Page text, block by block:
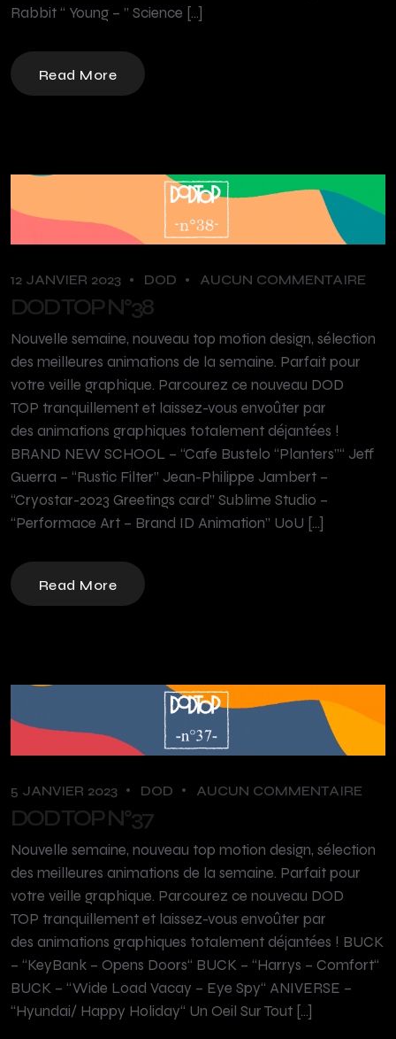
Rabbit “ Young – ” Science […]
Read More
12 JANVIER 2023 DOD AUCUN COMMENTAIRE
DOD TOP N°38
Nouvelle semaine, nouveau top motion design, sélection
des meilleures animations de la semaine. Parfait pour
votre veille graphique. Parcourez ce nouveau DOD
TOP tranquillement et laissez-vous envoûter par
des animations graphiques totalement déjantées !
BRAND NEW SCHOOL – “Cafe Bustelo “Planters”“ Jeff
Guerra – “Rustic Filter” Jean-Philippe Jambert –
“Cryostar-2023 Greetings card” Sublime Studio –
“Performace Art – Brand ID Animation” UoU […]
Read More
5 JANVIER 2023 DOD AUCUN COMMENTAIRE
DOD TOP N°37
Nouvelle semaine, nouveau top motion design, sélection
des meilleures animations de la semaine. Parfait pour
votre veille graphique. Parcourez ce nouveau DOD
TOP tranquillement et laissez-vous envoûter par
des animations graphiques totalement déjantées ! BUCK
– “KeyBank – Opens Doors“ BUCK – “Harrys – Comfort“
BUCK – “Wide Load Vacay – Eye Spy“ ANIVERSE –
“Hyundai/ Happy Holiday“ Un Oeil Sur Tout […]